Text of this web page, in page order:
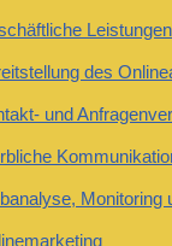
Leistungen
des
und
Monitoring